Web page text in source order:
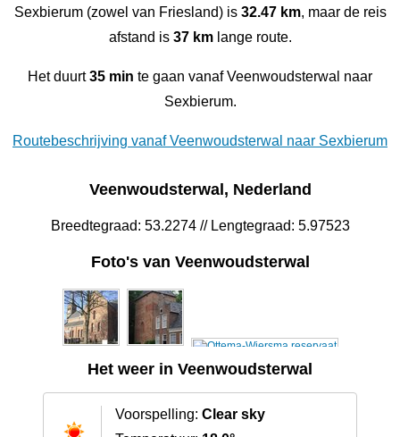
Sexbierum‎ (zowel van Friesland) is 32.47 km, maar de reis
afstand is 37 kmlange route.
Het duurt35 min te gaan vanaf Veenwoudsterwal naar
Sexbierum‎.
Routebeschrijving vanaf Veenwoudsterwal naar Sexbierum‎
Veenwoudsterwal, Nederland
Breedtegraad: 53.2274 // Lengtegraad: 5.97523
Foto's van Veenwoudsterwal
Het weer in Veenwoudsterwal
Voorspelling: Clear sky